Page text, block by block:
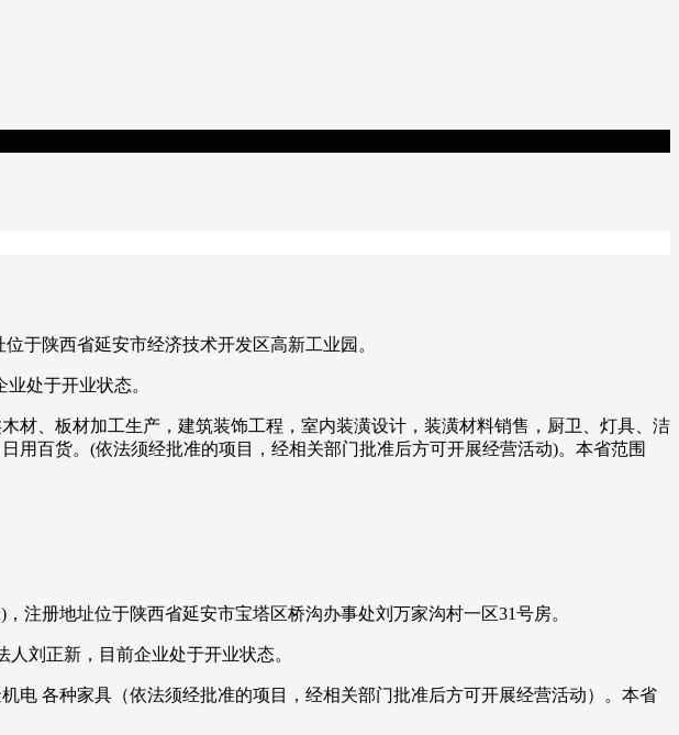
于陕西省延安市经济技术开发区高新工业园。
处于开业状态。
材、板材加工生产，建筑装饰工程，室内装潢设计，装潢材料销售，厨卫、灯具、洁
百货。(依法须经批准的项目，经相关部门批准后方可开展经营活动)。本省范围
注册地址位于陕西省延安市宝塔区桥沟办事处刘万家沟村一区31号房。
刘正新，目前企业处于开业状态。
电 各种家具（依法须经批准的项目，经相关部门批准后方可开展经营活动）。本省